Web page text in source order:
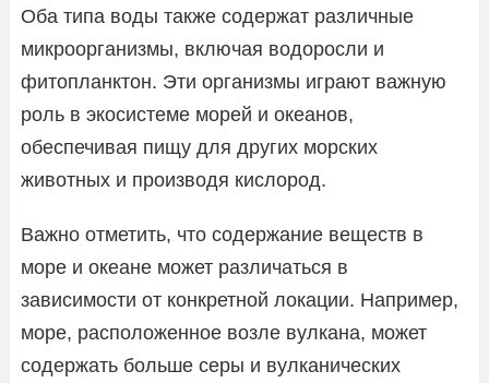
Оба типа воды также содержат различные
микроорганизмы, включая водоросли и
фитопланктон. Эти организмы играют важную
роль в экосистеме морей и океанов,
обеспечивая пищу для других морских
животных и производя кислород.
Важно отметить, что содержание веществ в
море и океане может различаться в
зависимости от конкретной локации. Например,
море, расположенное возле вулкана, может
содержать больше серы и вулканических